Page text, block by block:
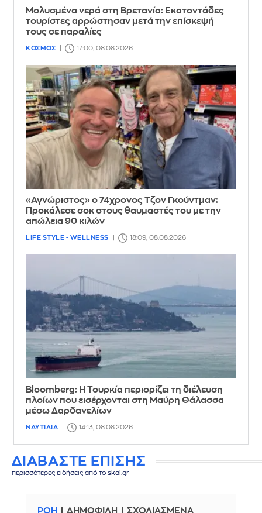
Μολυσμένα νερά στη Βρετανία: Εκατοντάδες
τουρίστες αρρώστησαν μετά την επίσκεψή
τους σε παραλίες
ΚΟΣΜΟΣ 17:00, 08.08.2026
«Αγνώριστος» ο 74χρονος Τζον Γκούντμαν:
Προκάλεσε σοκ στους θαυμαστές του με την
απώλεια 90 κιλών
LIFE STYLE - WELLNESS 18:09, 08.08.2026
Bloomberg: Η Τουρκία περιορίζει τη διέλευση
πλοίων που εισέρχονται στη Μαύρη Θάλασσα
μέσω Δαρδανελίων
ΝΑΥΤΙΛΙΑ 14:13, 08.08.2026
ΔΙΑΒΑΣΤΕ ΕΠΙΣΗΣ
περισσότερες ειδήσεις από το skai.gr
ΡΟΗ ΔΗΜΟΦΙΛΗ ΣΧΟΛΙΑΣΜΕΝΑ